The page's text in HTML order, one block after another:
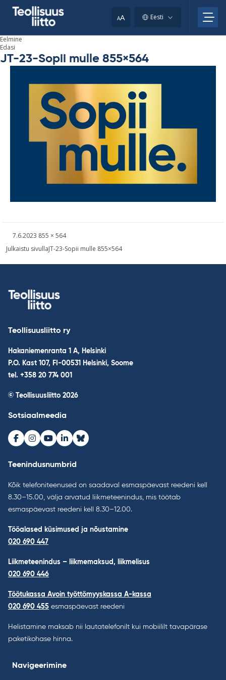
AA Eesti
Eelmine
Edasi
JT-23-Sopii mulle 855×564
Kirjoitettu
7.6.2023 Täysikokoinen
855 × 564
Post
Julkaistu sivullaJT-23-Sopii mulle 855×564
Teollisuusliitto ry
Hakaniemenranta 1 A, Helsinki
P.O. Kast 107, FI-00531 Helsinki, Soome
tel. +358 20 774 001
© Teollisuusliitto 2026
Sotsiaalmeedia
Facebook
Instagram
Youtube
LinkedInBluesky
Teenindusnumbrid
Kõik telefoniteenused on saadaval esmaspäevast reedeni kell
8.30–15.00, välja arvatud liikmeteenindus, mis töötab
esmaspäevast reedeni kell 8.30–12.00.
Tööalased küsimused ja nõustamine
020 690 447
Liikmeteenindus – liikmemaksud, liikmelisus
020 690 446
Töötukassa Avoin työttömyyskassa A-kassa
020 690 455 esmaspäevast reedeni
Helistamine maksab nii lautatelefonilt kui mobiililt tavapärase
paketikohase hinna.
Navigeerimine